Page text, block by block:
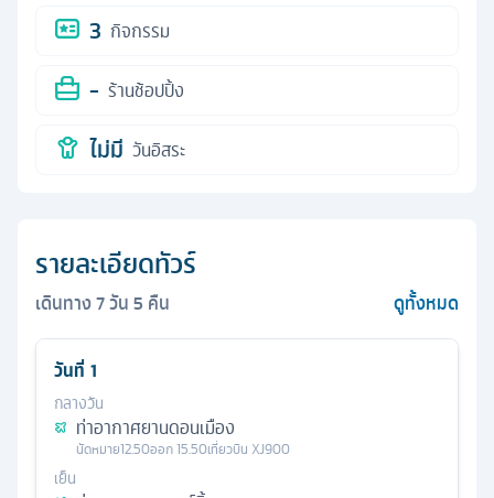
3 กิจกรรม
- ร้านช้อปปิ้ง
ไม่มี วันอิสระ
รายละเอียดทัวร์
เดินทาง7วัน5 คืน ดูทั้งหมด
วันที่ 1
กลางวัน
ท่าอากาศยานดอนเมือง
นัดหมาย12.50ออก15.50เที่ยวบิน XJ900
เย็น